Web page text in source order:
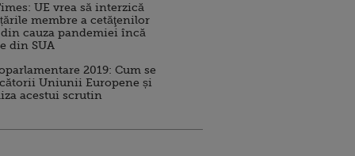
UE vrea să interzică
membre a cetăţenilor
cauza pandemiei încă
din SUA
2019: Cum se
Uniunii Europene și
acestui scrutin